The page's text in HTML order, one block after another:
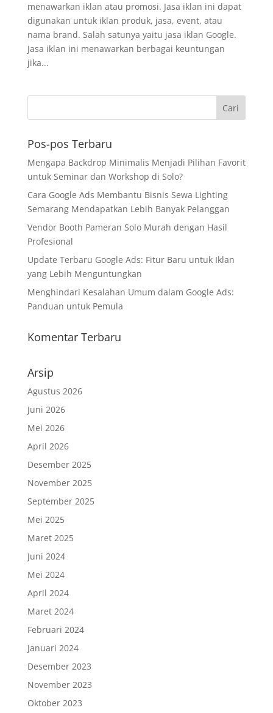
menawarkan iklan atau promosi. Jasa iklan ini dapat
digunakan untuk iklan produk, jasa, event, atau
nama brand. Salah satunya yaitu jasa iklan Google.
Jasa iklan ini menawarkan berbagai keuntungan
jika...
Pos-pos Terbaru
Mengapa Backdrop Minimalis Menjadi Pilihan Favorit
untuk Seminar dan Workshop di Solo?
Cara Google Ads Membantu Bisnis Sewa Lighting
Semarang Mendapatkan Lebih Banyak Pelanggan
Vendor Booth Pameran Solo Murah dengan Hasil
Profesional
Update Terbaru Google Ads: Fitur Baru untuk Iklan
yang Lebih Menguntungkan
Menghindari Kesalahan Umum dalam Google Ads:
Panduan untuk Pemula
Komentar Terbaru
Arsip
Agustus 2026
Juni 2026
Mei 2026
April 2026
Desember 2025
November 2025
September 2025
Mei 2025
Maret 2025
Juni 2024
Mei 2024
April 2024
Maret 2024
Februari 2024
Januari 2024
Desember 2023
November 2023
Oktober 2023